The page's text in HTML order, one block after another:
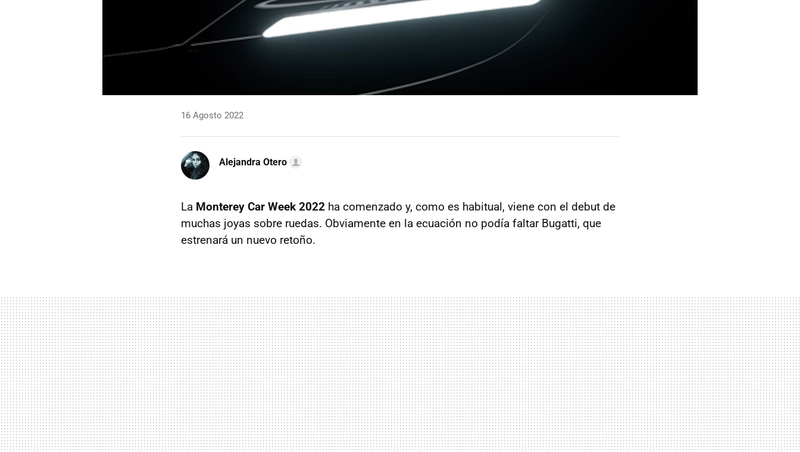
16 Agosto 2022
Alejandra Otero
La Monterey Car Week 2022 ha comenzado y, como es habitual, viene con el debut de
muchas joyas sobre ruedas. Obviamente en la ecuación no podía faltar Bugatti, que
estrenará un nuevo retoño.